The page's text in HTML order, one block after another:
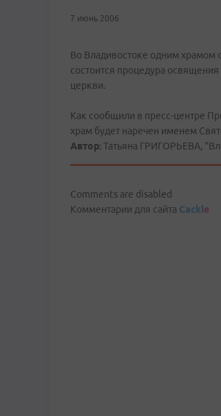
7 июнь 2006
Во Владивостоке одним храмом
состоится процедура
церкви.
Как сообщили в пресс-центре
храм будет наречен именем
Автор:Татьяна ГРИГОРЬЕВА,
Comments are disabled
Комментарии для сайта Cackle